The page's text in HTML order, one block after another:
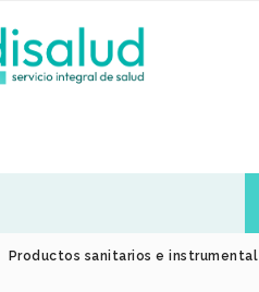
LOS
Productos sanitarios e instrumental